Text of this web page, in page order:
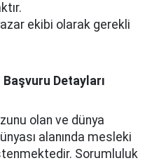
ekibi olarak gerekli
Başvuru Detayları
olan ve dünya
alanında mesleki
Sorumluluk